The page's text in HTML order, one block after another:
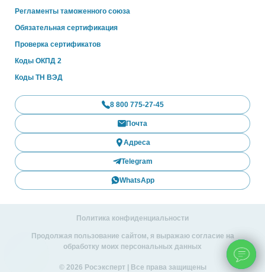
Регламенты таможенного союза
Обязательная сертификация
Проверка сертификатов
Коды ОКПД 2
Коды ТН ВЭД
8 800 775-27-45
Почта
Адреса
Telegram
WhatsApp
Политика конфиденциальности
Продолжая пользование сайтом, я выражаю согласие на
обработку моих персональных данных
© 2026 Росэксперт | Все права защищены